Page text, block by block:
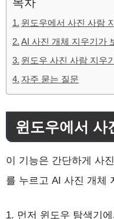
윈도우에서 사진 사람
AI 사진 개체 지우기가
윈도우 사진 사람 지우
자주 묻는 질문
윈도우에서 사
이 기능은 간단하게 사
를 누르고 AI 사진 개체
1. 먼저 윈도우 탐색기